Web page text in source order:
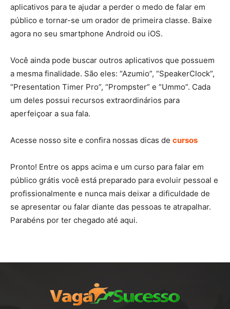
aplicativos para te ajudar a perder o medo de falar em
público e tornar-se um orador de primeira classe. Baixe
agora no seu smartphone Android ou iOS.
Você ainda pode buscar outros aplicativos que possuem
a mesma finalidade. São eles: “Azumio”, “SpeakerClock”,
“Presentation Timer Pro”, “Prompster” e “Ummo”. Cada
um deles possui recursos extraordinários para
aperfeiçoar a sua fala.
Acesse nosso site e confira nossas dicas de cursos
Pronto! Entre os apps acima e um curso para falar em
público grátis você está preparado para evoluir pessoal e
profissionalmente e nunca mais deixar a dificuldade de
se apresentar ou falar diante das pessoas te atrapalhar.
Parabéns por ter chegado até aqui.